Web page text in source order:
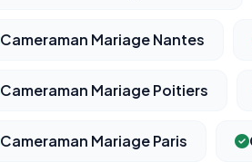
Cameraman Mariage Nantes
Cameraman Mariage Poitiers
Cameraman Mariage Paris